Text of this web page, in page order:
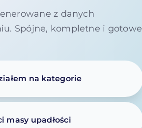
z danych
Spójne, kompletne i gotowe
na kategorie
masy upadłości